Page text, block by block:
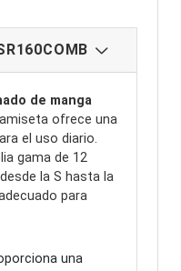
de manga
ofrece una
el uso diario.
gama de 12
la S hasta la
para
una